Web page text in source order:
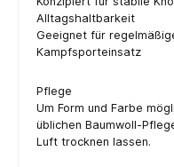
Alltagshaltbarkeit
Geeignet für
Kampfsporteinsatz
Pflege
Um Form und Farbe
üblichen Baumwoll-
Luft trocknen lassen.